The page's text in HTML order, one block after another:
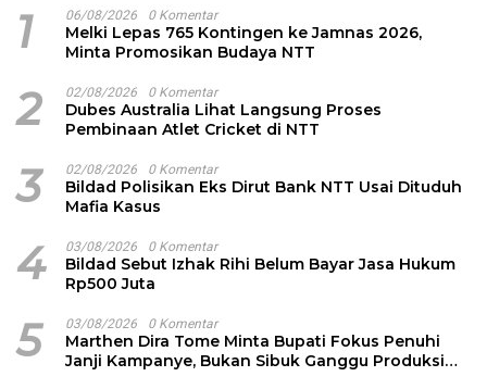
1 06/08/2026 0 Komentar
Melki Lepas 765 Kontingen ke Jamnas 2026,
Minta Promosikan Budaya NTT
2 02/08/2026 0 Komentar
Dubes Australia Lihat Langsung Proses
Pembinaan Atlet Cricket di NTT
3 02/08/2026 0 Komentar
Bildad Polisikan Eks Dirut Bank NTT Usai Dituduh
Mafia Kasus
4 03/08/2026 0 Komentar
Bildad Sebut Izhak Rihi Belum Bayar Jasa Hukum
Rp500 Juta
5 03/08/2026 0 Komentar
Marthen Dira Tome Minta Bupati Fokus Penuhi
Janji Kampanye, Bukan Sibuk Ganggu Produksi